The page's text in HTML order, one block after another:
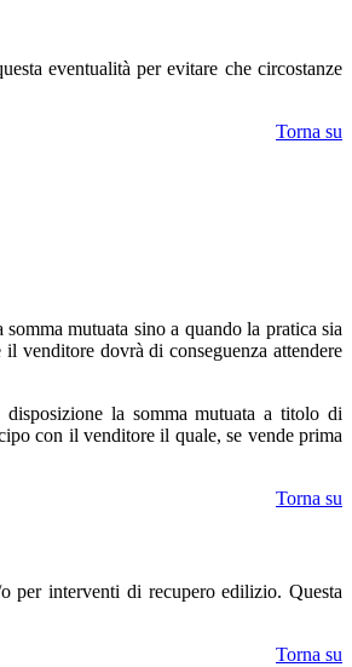
eventualità per evitare che circostanze
Torna su
mutuata sino a quando la pratica sia
venditore dovrà di conseguenza attendere
la somma mutuata a titolo di
con il venditore il quale, se vende prima
Torna su
per interventi di recupero edilizio. Questa
Torna su